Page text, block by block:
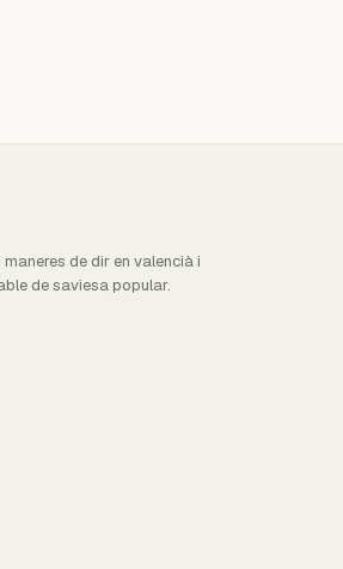
de dir en valencià i
de saviesa popular.